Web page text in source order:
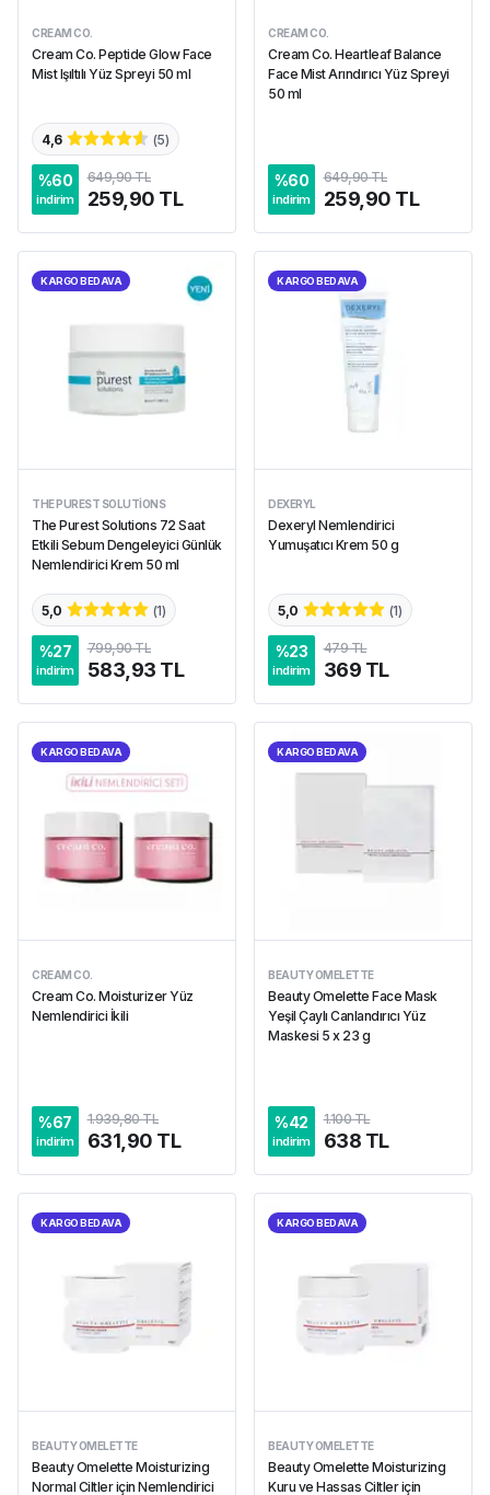
CREAM CO.
Cream Co. Peptide Glow Face
Mist Işıltılı Yüz Spreyi 50 ml
4,6 (5)
%60
indirim
649,90 TL
259,90 TL
CREAM CO.
Cream Co. Heartleaf Balance
Face Mist Arındırıcı Yüz Spreyi
50 ml
%60
indirim
649,90 TL
259,90 TL
KARGO BEDAVA
THE PUREST SOLUTIONS
The Purest Solutions 72 Saat
Etkili Sebum Dengeleyici Günlük
Nemlendirici Krem 50 ml
5,0 (1)
%27
indirim
799,90 TL
583,93 TL
KARGO BEDAVA
DEXERYL
Dexeryl Nemlendirici
Yumuşatıcı Krem 50 g
5,0 (1)
%23
indirim
479 TL
369 TL
KARGO BEDAVA
CREAM CO.
Cream Co. Moisturizer Yüz
Nemlendirici İkili
%67
indirim
1.939,80 TL
631,90 TL
KARGO BEDAVA
BEAUTY OMELETTE
Beauty Omelette Face Mask
Yeşil Çaylı Canlandırıcı Yüz
Maskesi 5 x 23 g
%42
indirim
1.100 TL
638 TL
KARGO BEDAVA
BEAUTY OMELETTE
Beauty Omelette Moisturizing
Normal Ciltler için Nemlendirici
KARGO BEDAVA
BEAUTY OMELETTE
Beauty Omelette Moisturizing
Kuru ve Hassas Ciltler için